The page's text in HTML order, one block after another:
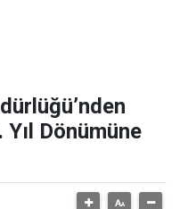
Yıl Dönümüne